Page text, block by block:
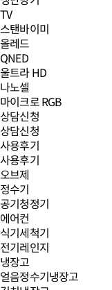
TV
스탠바이미
올레드
QNED
울트라 HD
나노셀
마이크로 RGB
상담신청
상담신청
사용후기
사용후기
오브제
정수기
공기청정기
에어컨
식기세척기
전기레인지
냉장고
얼음정수기냉장고